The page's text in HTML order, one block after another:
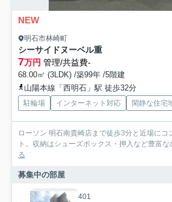
NEW
明石市林崎町
シーサイドヌーベル重
7万円 管理/共益費-
68.00㎡ (3LDK) /築99年 /5階建
山陽本線「西明石」駅 徒歩32分
駐輪場 インターネット対応 閑静な住宅
ローソン 明石南貴崎店まで徒歩3分と近場にコ
ト。収納はシューズボックス・押入など豊富
る
募集中の部屋
401